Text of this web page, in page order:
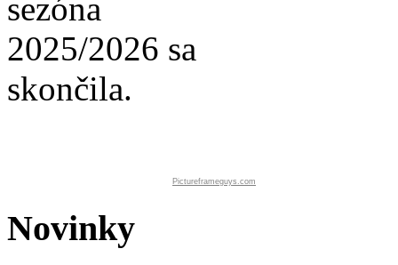
sezóna
2025/2026 sa
skončila.
Pictureframeguys.com
Novinky